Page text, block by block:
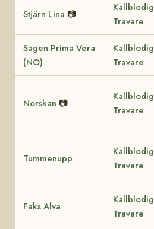
Stjärn Lina 📷
Kallblodig
Travare
Sagen Prima Vera
(NO)
Kallblodig
Travare
Norskan 📷
Kallblodig
Travare
Tummenupp
Kallblodig
Travare
Faks Alva
Kallblodig
Travare